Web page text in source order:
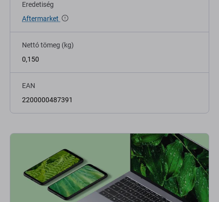
Eredetiség
Aftermarket
Nettó tömeg (kg)
0,150
EAN
2200000487391